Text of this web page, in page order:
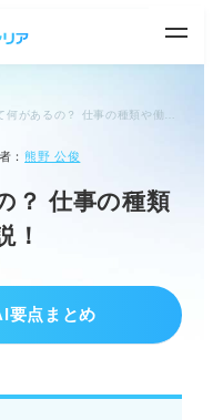
：熊野 公俊
？ 仕事の種類
！
要点まとめ